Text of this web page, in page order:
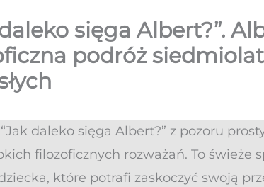
sięga Albert?”.
podróż
“Jak daleko sięga Albert?” z pozoru
filozoficznych rozważań. To
które potrafi zaskoczyć swoją